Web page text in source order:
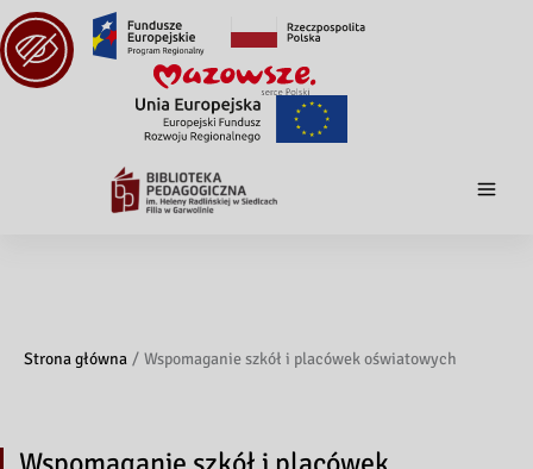
Strona główna Wspomaganie szkół i placówek oświatowych